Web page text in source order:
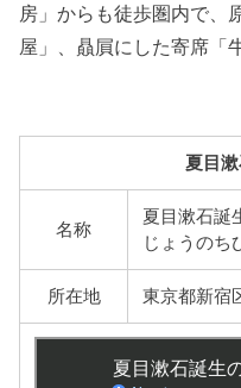
房」からも徒歩圏内で、
屋」、贔屓にした寄席「
夏目
名称
夏目漱石誕
じょうのち
所在地 東京都新宿